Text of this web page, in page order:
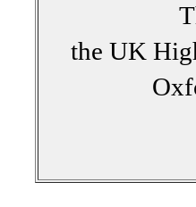
the UK